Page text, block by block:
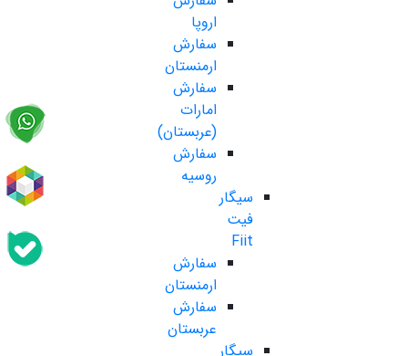
اروپا
سفارش
ارمنستان
سفارش
امارات
(عربستان)
سفارش
روسیه
سیگار
فیت
Fiit
سفارش
ارمنستان
سفارش
عربستان
سیگار